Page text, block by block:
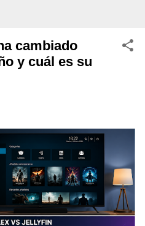
cambiado
y cuál es su